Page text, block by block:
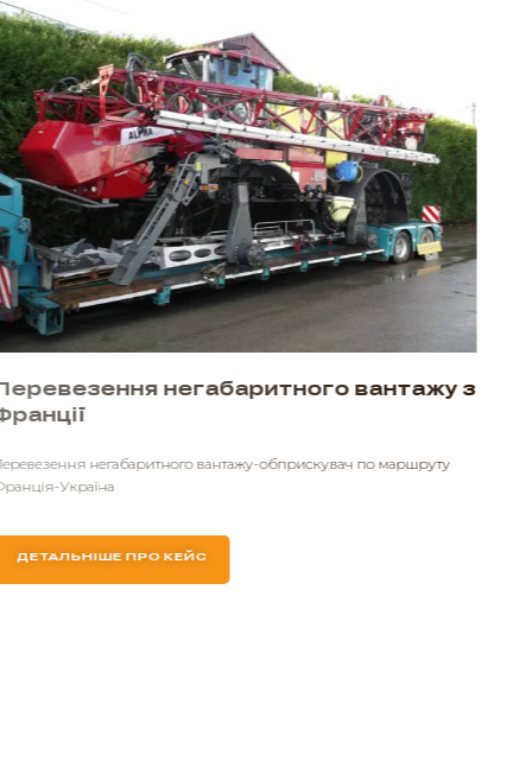
Кореї
Авіадоставка вантажу по маршруту аеропорт Сеул, Південна Корея